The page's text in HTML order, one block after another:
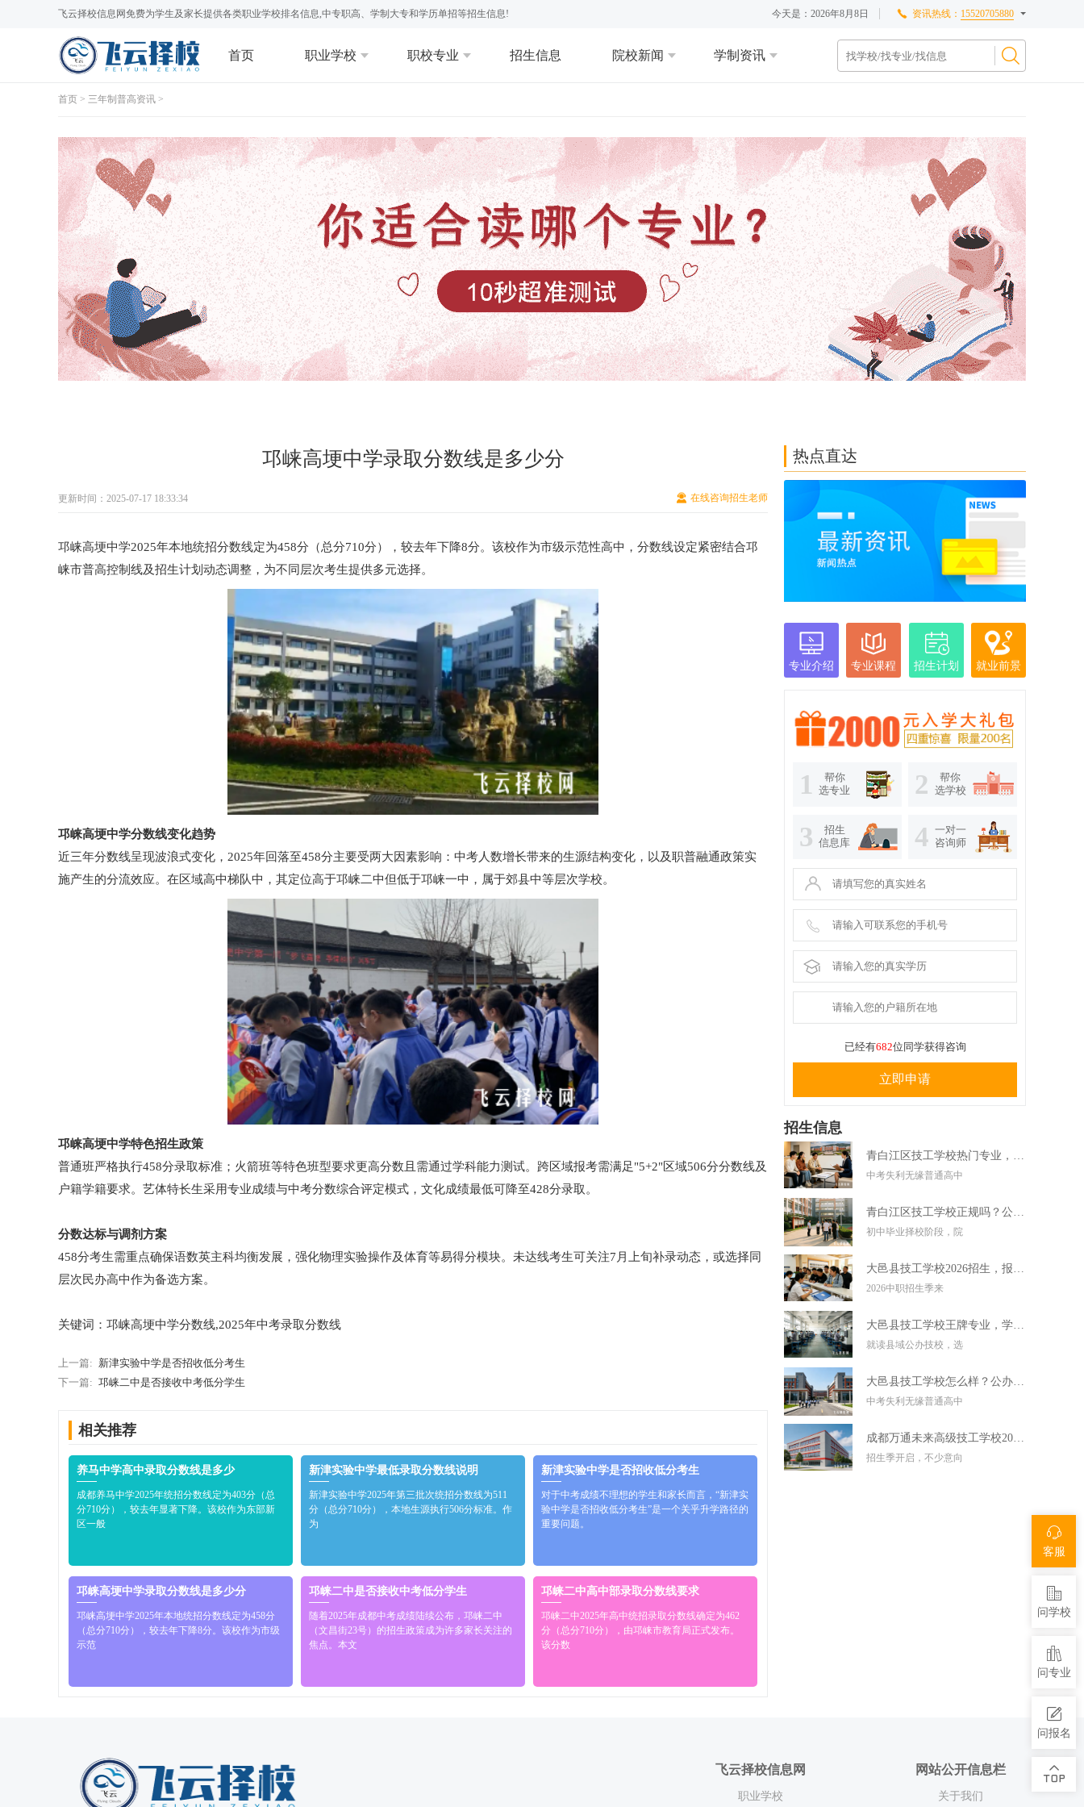
飞云择校信息网免费为学生及家长提供各类职业学校排名信息,中专职高、学制大专和学历单招等招生信息! 今天是： 2026年8月8日 资讯热线： 15520705880
首页 职业学校 职校专业 招生信息 院校新闻 学制资讯
首页 > 三年制普高资讯 >
热点直达
专业介绍 专业课程 招生计划 就业前景
1
帮你
选专业
2
帮你
选学校
3
招生
信息库
4 一对一
咨询师
已经有682位同学获得咨询
立即申请
招生信息
中考失利无缘普通高中
初中毕业择校阶段，院
2026中职招生季来
就读县域公办技校，选
中考失利无缘普通高中
招生季开启，不少意向
邛崃高埂中学录取分数线是多少分
更新时间：2025-07-17 18:33:34 在线咨询招生老师
邛崃高埂中学2025年本地统招分数线定为458分（总分710分），较去年下降8分。该校作为市级示范性高中，分数线设定紧密结合邛
崃市普高控制线及招生计划动态调整，为不同层次考生提供多元选择。
邛崃高埂中学分数线变化趋势
近三年分数线呈现波浪式变化，2025年回落至458分主要受两大因素影响：中考人数增长带来的生源结构变化，以及职普融通政策实
施产生的分流效应。在区域高中梯队中，其定位高于邛崃二中但低于邛崃一中，属于郊县中等层次学校。
邛崃高埂中学特色招生政策
普通班严格执行458分录取标准；火箭班等特色班型要求更高分数且需通过学科能力测试。跨区域报考需满足"5+2"区域506分分数线及
户籍学籍要求。艺体特长生采用专业成绩与中考分数综合评定模式，文化成绩最低可降至428分录取。
分数达标与调剂方案
458分考生需重点确保语数英主科均衡发展，强化物理实验操作及体育等易得分模块。未达线考生可关注7月上旬补录动态，或选择同
层次民办高中作为备选方案。
关键词：邛崃高埂中学分数线,2025年中考录取分数线
上一篇: 新津实验中学是否招收低分考生
下一篇: 邛崃二中是否接收中考低分学生
相关推荐
养马中学高中录取分数线是多少
成都养马中学2025年统招分数线定为403分（总
分710分），较去年显著下降。该校作为东部新
区一般
新津实验中学最低录取分数线说明
新津实验中学2025年第三批次统招分数线为511
分（总分710分），本地生源执行506分标准。作
为
新津实验中学是否招收低分考生
对于中考成绩不理想的学生和家长而言，“新津实
验中学是否招收低分考生”是一个关乎升学路径的
重要问题。
邛崃高埂中学录取分数线是多少分
邛崃高埂中学2025年本地统招分数线定为458分
（总分710分），较去年下降8分。该校作为市级
示范
邛崃二中是否接收中考低分学生
随着2025年成都中考成绩陆续公布，邛崃二中
（文昌街23号）的招生政策成为许多家长关注的
焦点。本文
邛崃二中高中部录取分数线要求
邛崃二中2025年高中统招录取分数线确定为462
分（总分710分），由邛崃市教育局正式发布。
该分数
飞云择校信息网
职业学校
网站公开信息栏
关于我们
客服
问学校
问专业
问报名